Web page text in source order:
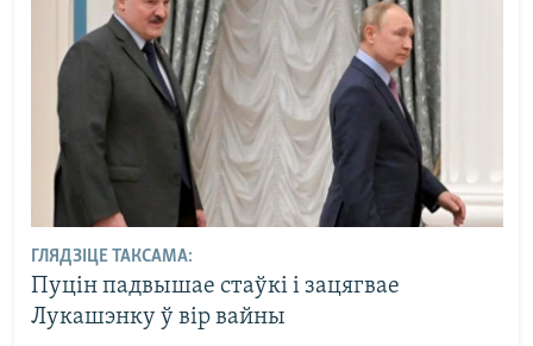
ГЛЯДЗІЦЕ ТАКСАМА:
Пуцін падвышае стаўкі і зацягвае
Лукашэнку ў вір вайны